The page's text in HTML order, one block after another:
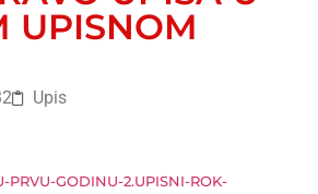
UPISNOM
Upis
PRVU-GODINU-2.UPISNI-ROK-